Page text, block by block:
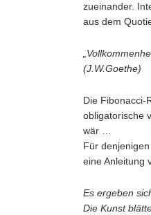
zueinander.
aus dem
(J.W.Goethe)
Die Fibonacci-
obligatorische
wär …
Für
eine Anleitung
Es ergeben
Die Kunst